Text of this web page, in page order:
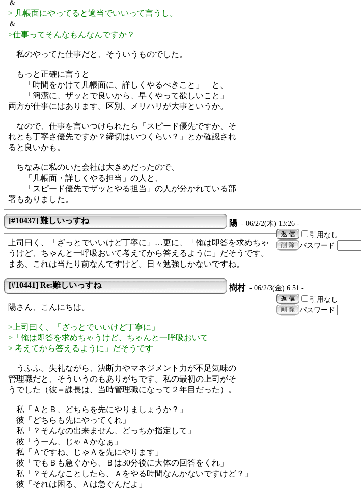
＆
> 几帳面にやってると適当でいいって言うし。
＆
>仕事ってそんなもんなんですか？
私のやってた仕事だと、そういうものでした。
もっと正確に言うと
「時間をかけて几帳面に、詳しくやるべきこと」 と、
「簡潔に、ザッとで良いから、早くやって欲しいこと」
両方が仕事にはあります。区別、メリハリが大事というか。
なので、仕事を言いつけられたら「スピード優先ですか、そ
れとも丁寧さ優先ですか？締切はいつくらい？」とか確認され
ると良いかも。
ちなみに私のいた会社は大きめだったので、
「几帳面・詳しくやる担当」の人と、
「スピード優先でザッとやる担当」の人が分かれている部
署もありました。
[#10437] 難しいっすね 陽 - 06/2/2(木) 13:26 -
引用なし
パスワード
上司曰く、「ざっとでいいけど丁寧に」…更に、「俺は即答を求めちゃ
うけど、ちゃんと一呼吸おいて考えてから答えるように」だそうです。
まあ、これは当たり前なんですけど。日々勉強しかないですね。
[#10441] Re:難しいっすね 樹村 - 06/2/3(金) 6:51 -
引用なし
パスワード
陽さん、こんにちは。
>上司曰く、「ざっとでいいけど丁寧に」
>「俺は即答を求めちゃうけど、ちゃんと一呼吸おいて
> 考えてから答えるように」だそうです
うふふ。失礼ながら、決断力やマネジメント力が不足気味の
管理職だと、そういうのもありがちです。私の最初の上司がそ
うでした（彼＝課長は、当時管理職になって２年目だった）。
私「ＡとＢ、どちらを先にやりましょうか？」
彼「どちらも先にやってくれ」
私「？そんなの出来ません、どっちか指定して」
彼「うーん、じゃＡかなぁ」
私「Ａですね、じゃＡを先にやります」
彼「でもＢも急ぐから、Ｂは30分後に大体の回答をくれ」
私「？そんなことしたら、Ａをやる時間なんかないですけど？」
彼「それは困る、Ａは急ぐんだよ」